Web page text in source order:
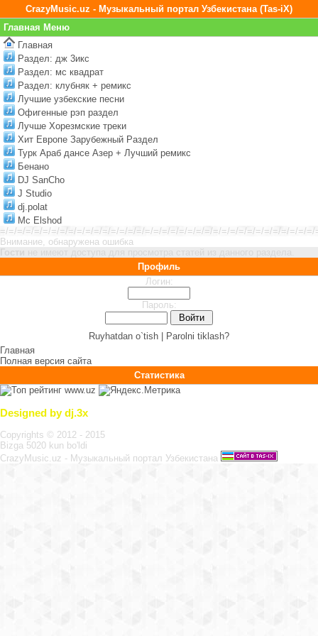
CrazyMusic.uz - Музыкальный портал Узбекистана (Tas-iX)
Главная Меню
Главная
Раздел: дж 3икс
Раздел: мс квадрат
Раздел: клубняк + ремикс
Лучшие узбекские песни
Офигенные рэп раздел
Лучше Хорезмские треки
Хит Европе Зарубежный Раздел
Турк Араб дансе Азер + Лучший ремикс
Бенано
DJ SanCho
J Studio
dj.polat
Mc Elshod
=/=/=/=/=/=/=/=/=/=/=/=/=/=/=/=/=/=/=/=/=/=/=/=/=/=/=/=/=/=/=/=/=/=/=/=/=/
Внимание, обнаружена ошибка
Профиль
Логин:
Пароль:
Ruyhatdan o`tish |
Parolni tiklash?
Главная
Полная версия сайта
Статистика
Designed by dj.3x
Copyrights © 2012 - 2015
Bizga 5020 kun bo'ldi
CrazyMusic.uz - Музыкальный портал Узбекистана